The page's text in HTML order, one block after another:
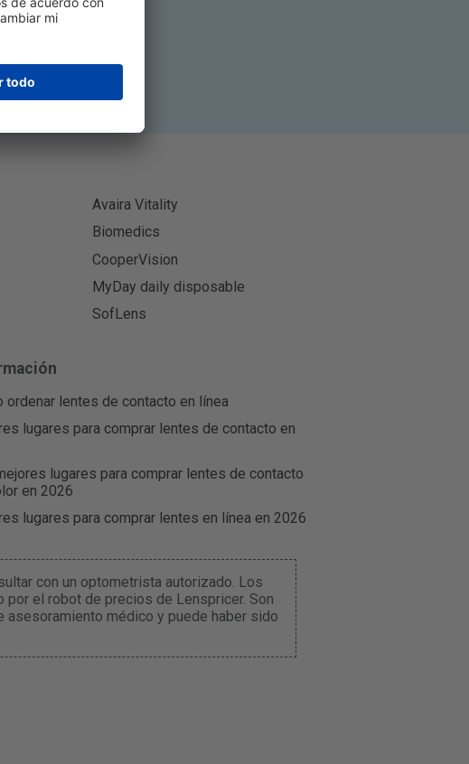
Avaira Vitality
Biomedics
CooperVision
MyDay daily disposable
SofLens
ordenar lentes de contacto en línea
lugares para comprar lentes de contacto en
lugares para comprar lentes de contacto
en 2026
lugares para comprar lentes en línea en 2026
con un optometrista autorizado. Los
el robot de precios de Lenspricer. Son
asesoramiento médico y puede haber sido